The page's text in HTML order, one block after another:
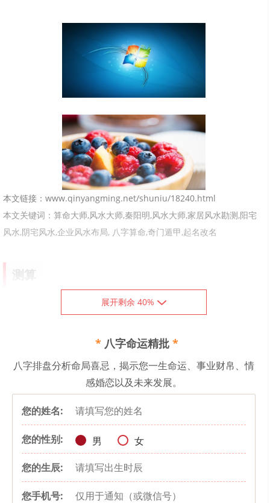
本文链接：www.qinyangming.net/shuniu/18240.html
本文关键词：算命大师,风水大师,秦阳明,风水大师,家居风水勘测,阳宅
风水,阴宅风水,企业风水布局, 八字算命,奇门遁甲,起名改名
测算
中国有名八字算命大师_皇极派道家传人_断事
咨询微信
qym3633
点击复制 添加微信 快速咨询 获得建议
展开剩余 40%
*八字命运精批 *
八字排盘分析命局喜忌，揭示您一生命运、事业财帛、情
感婚恋以及未来发展。
您的姓名:
您的性别: 男
女
您的生辰:
您手机号: